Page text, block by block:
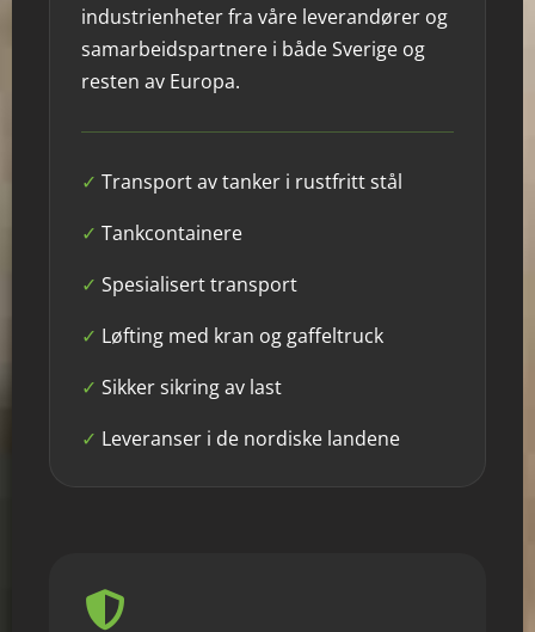
industrienheter fra våre leverandører og
samarbeidspartnere i både Sverige og
resten av Europa.
✓ Transport av tanker i rustfritt stål
✓ Tankcontainere
✓ Spesialisert transport
✓ Løfting med kran og gaffeltruck
✓ Sikker sikring av last
✓ Leveranser i de nordiske landene